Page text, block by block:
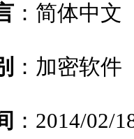
：简体中文
：加密软件
：2014/02/